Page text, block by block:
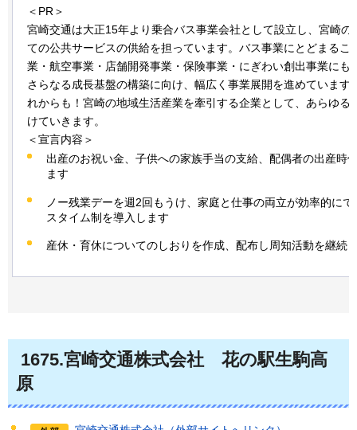
＜PR＞
宮崎交通は大正15年より乗合バス事業会社として設立し、宮崎の
ての公共サービスの供給を担っています。バス事業にとどまるこ
業・航空事業・店舗開発事業・保険事業・にぎわい創出事業にも
さらなる成長基盤の構築に向け、幅広く事業展開を進めています
れからも！宮崎の地域生活産業を牽引する企業として、あらゆる
けていきます。
＜宣言内容＞
出産のお祝い金、子供への家族手当の支給、配偶者の出産時
ます
ノー残業デーを週2回もうけ、家庭と仕事の両立が効率的に
スタイム制を導入します
産休・育休についてのしおりを作成、配布し周知活動を継続
1675.宮崎交通株式会社
花の駅生駒高
原